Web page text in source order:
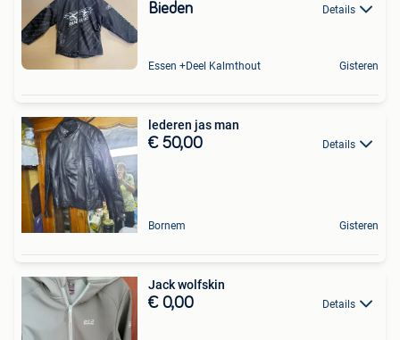
Bieden Details
Essen +Deel Kalmthout Gisteren
lederen jas man
€ 50,00 Details
Bornem Gisteren
Jack wolfskin
€ 0,00 Details